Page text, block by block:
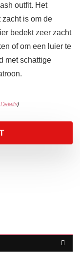
outfit. Het
is om de
bedekt zeer zacht
of om een luier te
met schattige
Details)